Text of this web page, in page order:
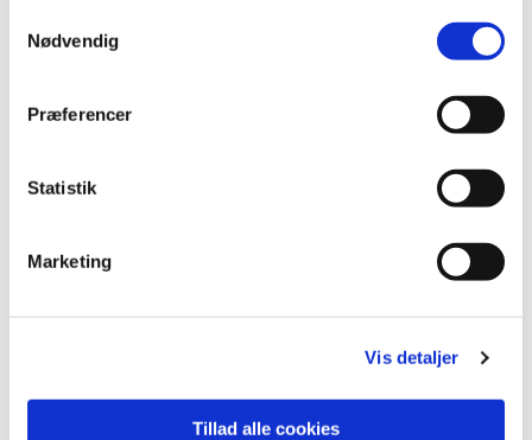
Nødvendig
Præferencer
Statistik
Marketing
Vis detaljer
Tillad alle cookies
Kirketjenere/frivillige:
Du vil måske også kunne lide...